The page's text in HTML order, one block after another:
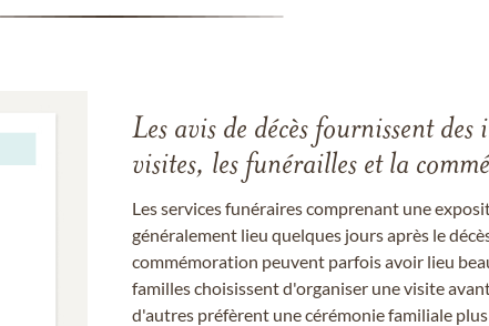
Les avis de décès fournissent
visites, les funérailles et la
Les services funéraires comprenant une
généralement lieu quelques jours après le
commémoration peuvent parfois avoir lieu
familles choisissent d'organiser une visite
d'autres préfèrent une cérémonie familiale